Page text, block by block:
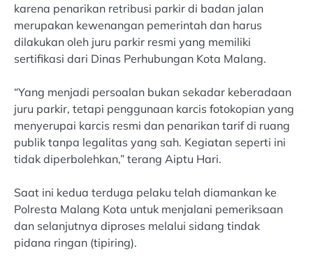
karena penarikan retribusi parkir di badan jalan
merupakan kewenangan pemerintah dan harus
dilakukan oleh juru parkir resmi yang memiliki
sertifikasi dari Dinas Perhubungan Kota Malang.
“Yang menjadi persoalan bukan sekadar keberadaan
juru parkir, tetapi penggunaan karcis fotokopian yang
menyerupai karcis resmi dan penarikan tarif di ruang
publik tanpa legalitas yang sah. Kegiatan seperti ini
tidak diperbolehkan,” terang Aiptu Hari.
Saat ini kedua terduga pelaku telah diamankan ke
Polresta Malang Kota untuk menjalani pemeriksaan
dan selanjutnya diproses melalui sidang tindak
pidana ringan (tipiring).